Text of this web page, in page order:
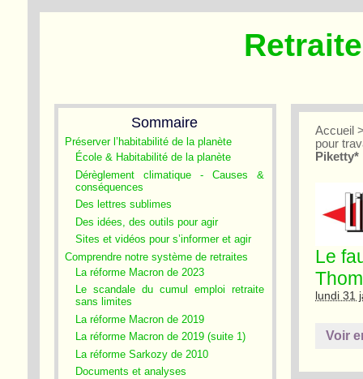
Sommaire
Préserver l’habitabilité de la planète
École & Habitabilité de la planète
Dérèglement climatique - Causes &
conséquences
Des lettres sublimes
Des idées, des outils pour agir
Sites et vidéos pour s’informer et agir
Comprendre notre système de retraites
La réforme Macron de 2023
Le scandale du cumul emploi retraite
sans limites
La réforme Macron de 2019
La réforme Macron de 2019 (suite 1)
La réforme Sarkozy de 2010
Documents et analyses
Accueil
pour
Piketty*
Le
lundi 31
Voir